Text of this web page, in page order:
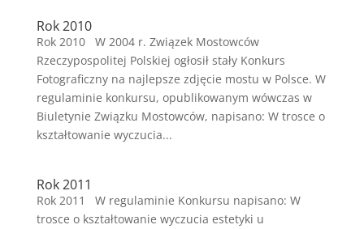
Rok 2010
Rok 2010 W 2004 r. Związek Mostowców
Rzeczypospolitej Polskiej ogłosił stały Konkurs
Fotograficzny na najlepsze zdjęcie mostu w Polsce. W
regulaminie konkursu, opublikowanym wówczas w
Biuletynie Związku Mostowców, napisano: W trosce o
kształtowanie wyczucia...
Rok 2011
Rok 2011 W regulaminie Konkursu napisano: W
trosce o kształtowanie wyczucia estetyki u